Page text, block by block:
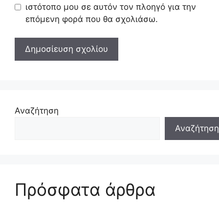
ιστότοπο μου σε αυτόν τον πλοηγό για την
επόμενη φορά που θα σχολιάσω.
Αναζήτηση
Αναζήτηση
Πρόσφατα άρθρα